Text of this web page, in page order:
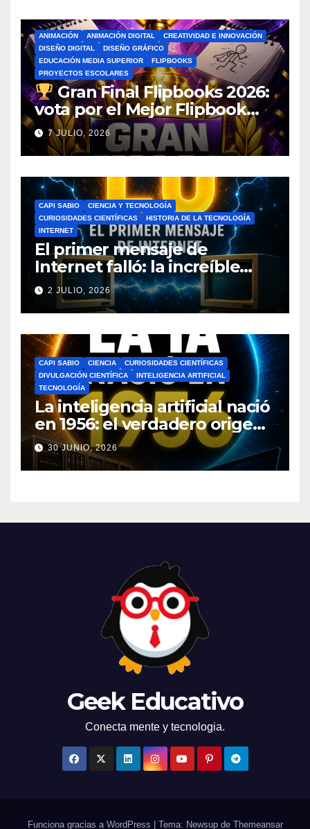
ANIMACIÓN ANIMACIÓN DIGITAL
CREATIVIDAD E INNOVACIÓN
DISEÑO DIGITAL
DISEÑO GRÁFICO
EDUCACIÓN MEDIA SUPERIOR
FLIPBOOKS
PROYECTOS ESCOLARES
Gran Final Flipbooks 2026:
vota por el Mejor Flipbook
del Ciclo Escolar
7 JULIO, 2026
CAPI SABIO
CIENCIA Y TECNOLOGÍA
CURIOSIDADES CIENTÍFICAS
HISTORIA DE LA TECNOLOGÍA
INTERNET
El primer mensaje de
Internet falló: la increíble
historia de ARPANET que
cambió el mundo
2 JULIO, 2026
CAPI SABIO CIENCIA
CURIOSIDADES CIENTÍFICAS
DIVULGACIÓN CIENTÍFICA
INTELIGENCIA ARTIFICIAL
TECNOLOGÍA
La inteligencia artificial nació
en 1956: el verdadero origen
de la IA que cambió el
mundo
30 JUNIO, 2026
Geek Educativo
Conecta mente y tecnologia.
Funciona gracias a WordPress Tema: Newsup de Themeansar